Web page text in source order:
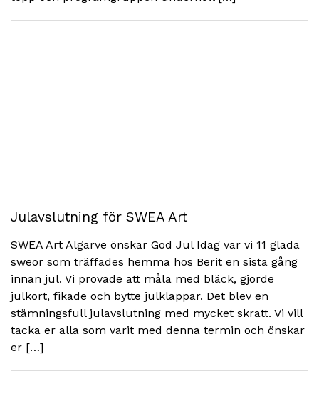
Julavslutning för SWEA Art
SWEA Art Algarve önskar God Jul Idag var vi 11 glada
sweor som träffades hemma hos Berit en sista gång
innan jul. Vi provade att måla med bläck, gjorde
julkort, fikade och bytte julklappar. Det blev en
stämningsfull julavslutning med mycket skratt. Vi vill
tacka er alla som varit med denna termin och önskar
er […]